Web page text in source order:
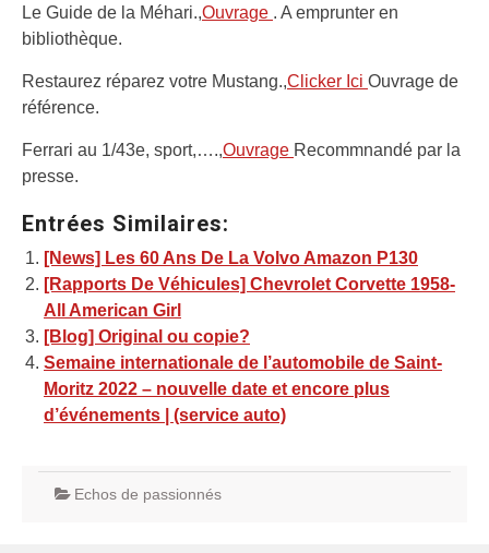
Le Guide de la Méhari.,Ouvrage . A emprunter en
bibliothèque.
Restaurez réparez votre Mustang.,Clicker Ici Ouvrage de
référence.
Ferrari au 1/43e, sport,….,Ouvrage Recommnandé par la
presse.
Entrées Similaires:
[News] Les 60 Ans De La Volvo Amazon P130
[Rapports De Véhicules] Chevrolet Corvette 1958-
All American Girl
[Blog] Original ou copie?
Semaine internationale de l’automobile de Saint-
Moritz 2022 – nouvelle date et encore plus
d’événements | (service auto)
Echos de passionnés